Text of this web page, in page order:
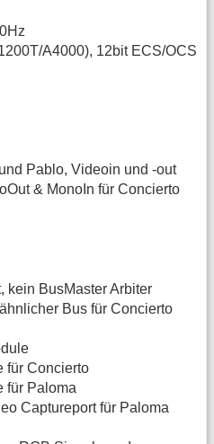
A4000), 12bit ECS/OCS
Pablo, Videoin und -out
& MonoIn für Concierto
kein BusMaster Arbiter
Bus für Concierto
für Concierto
für Paloma
Captureport für Paloma